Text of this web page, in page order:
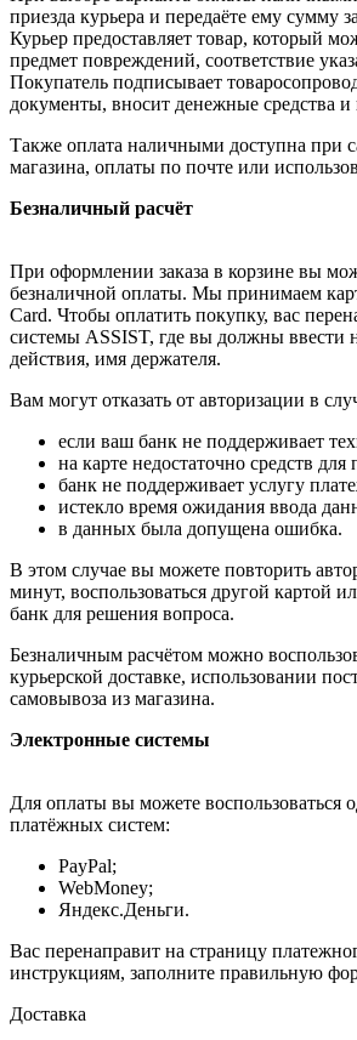
приезда курьера и передаёте ему сумму
Курьер предоставляет товар, который
предмет повреждений, соответствие
Покупатель подписывает
документы, вносит денежные средства и
Также оплата наличными доступна при
магазина, оплаты по почте или
Безналичный расчёт
При оформлении заказа в корзине вы
безналичной оплаты. Мы принимаем
Card. Чтобы оплатить покупку, вас
системы ASSIST, где вы должны ввести
действия, имя держателя.
Вам могут отказать от авторизации в
если ваш банк не поддерживает
на карте недостаточно средств для
банк не поддерживает услугу
истекло время ожидания ввода
в данных была допущена ошибка.
В этом случае вы можете повторить
минут, воспользоваться другой картой
банк для решения вопроса.
Безналичным расчётом можно
курьерской доставке, использовании
самовывоза из магазина.
Электронные системы
Для оплаты вы можете воспользоваться
платёжных систем:
PayPal;
WebMoney;
Яндекс.Деньги.
Вас перенаправит на страницу
инструкциям, заполните правильную
Доставка